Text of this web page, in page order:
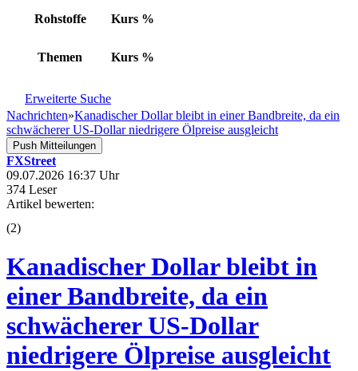
Rohstoffe Kurs %
Themen Kurs %
Erweiterte Suche
Nachrichten»Kanadischer Dollar bleibt in einer Bandbreite, da ein
schwächerer US-Dollar niedrigere Ölpreise ausgleicht
Push Mitteilungen
FXStreet
09.07.2026 16:37 Uhr
374 Leser
Artikel bewerten:
(2)
Kanadischer Dollar bleibt in
einer Bandbreite, da ein
schwächerer US-Dollar
niedrigere Ölpreise ausgleicht